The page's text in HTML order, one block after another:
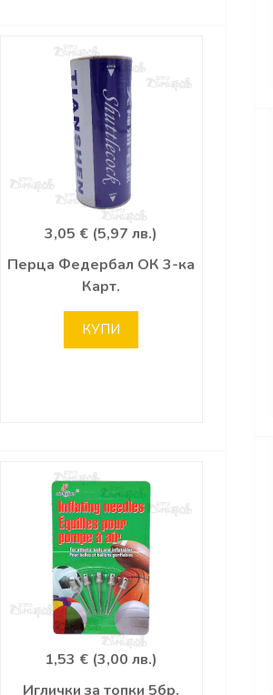
3,05 € (5,97 лв.)
Перца Федербал ОК 3-ка
Карт.
КУПИ
1,53 € (3,00 лв.)
Иглички за топки 5бр.